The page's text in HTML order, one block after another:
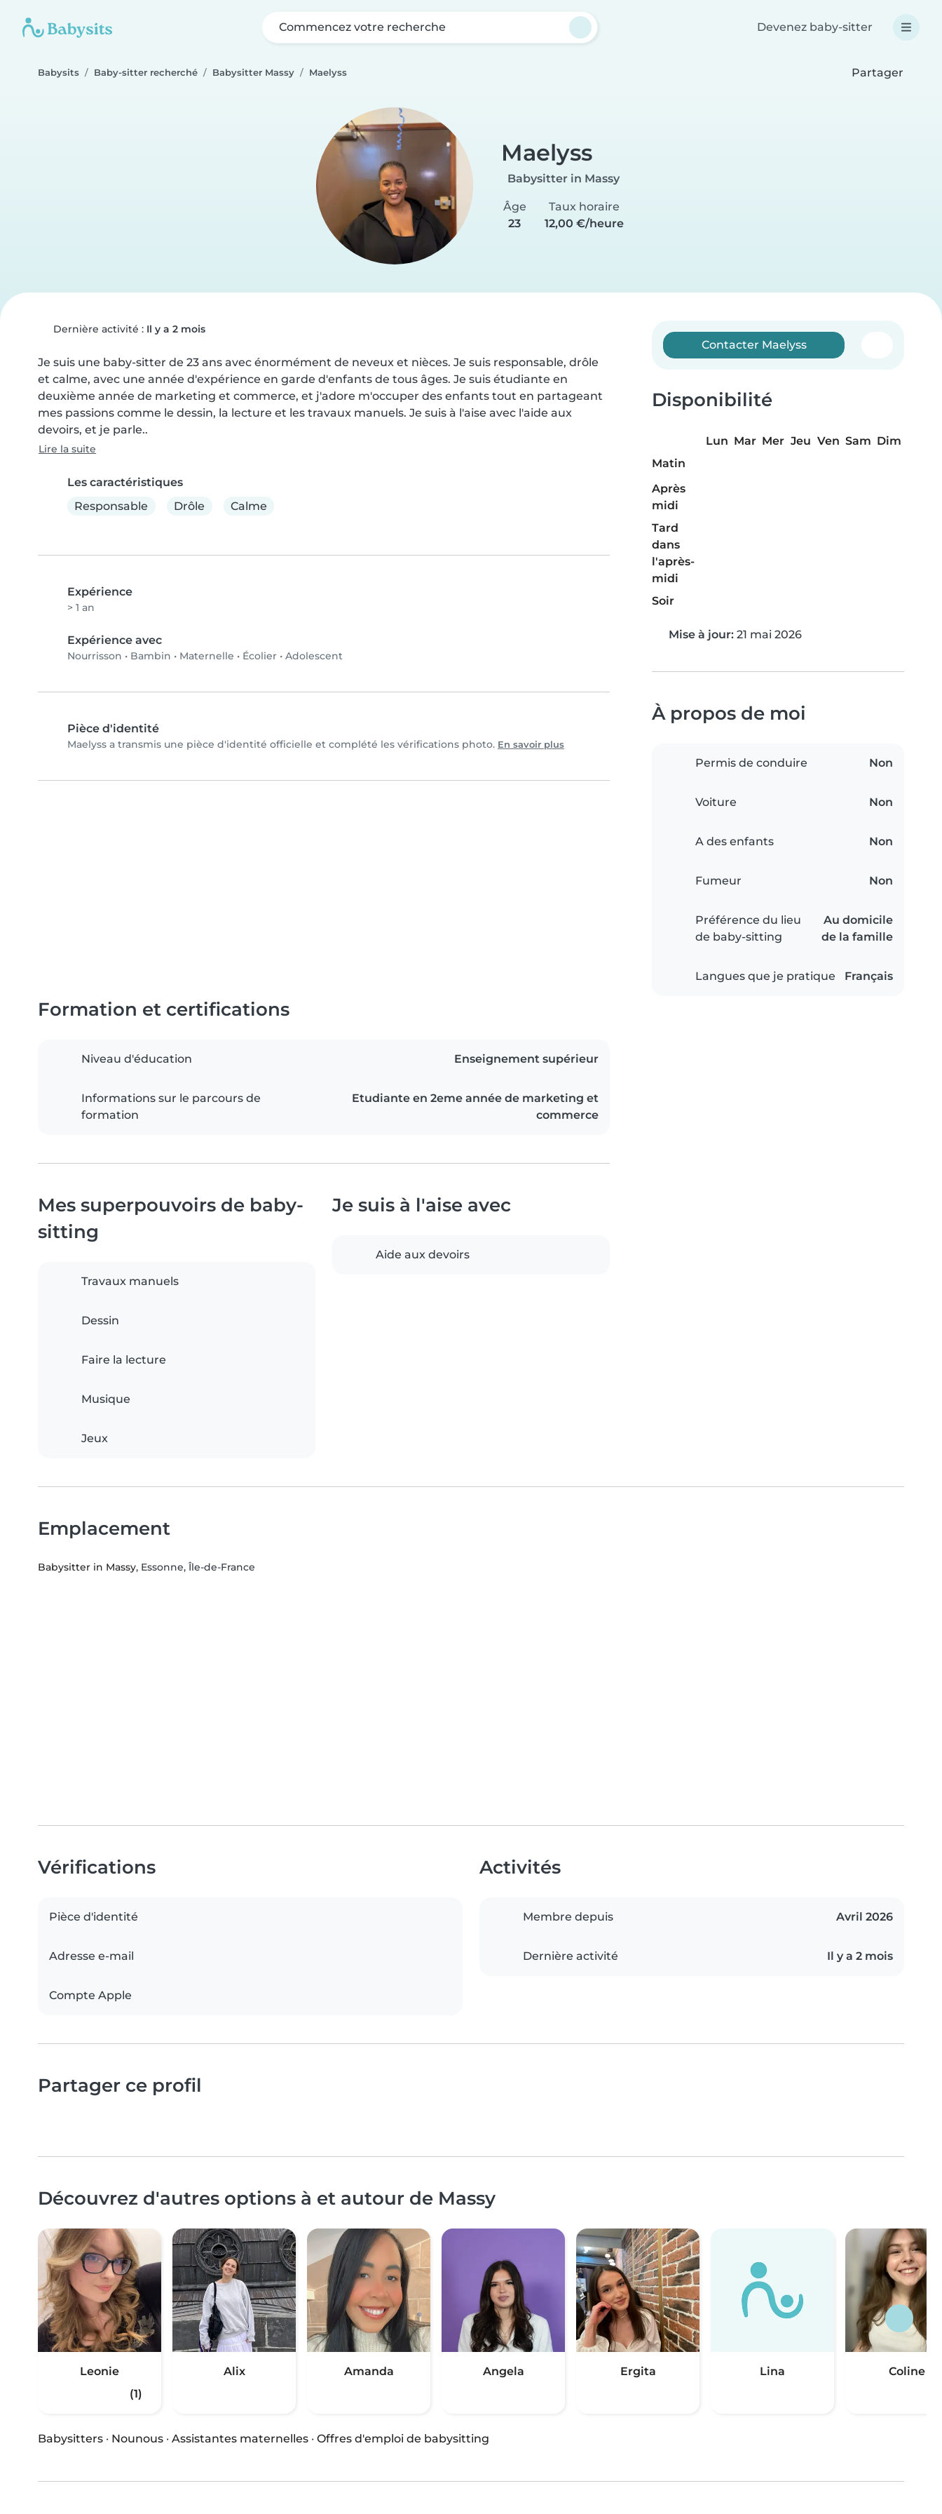
Commencez votre recherche Devenez baby-sitter
Babysits Baby-sitter recherché Babysitter Massy Maelyss Partager
Maelyss
Babysitter in Massy
Âge
23
Taux horaire
12,00 €/heure
Dernière activité : Il y a 2 mois
Je suis une baby-sitter de 23 ans avec énormément de neveux et nièces. Je suis responsable, drôle
et calme, avec une année d'expérience en garde d'enfants de tous âges. Je suis étudiante en
deuxième année de marketing et commerce, et j'adore m'occuper des enfants tout en partageant
mes passions comme le dessin, la lecture et les travaux manuels. Je suis à l'aise avec l'aide aux
devoirs, et je parle..
Lire la suite
Les caractéristiques
Responsable
Drôle Calme
Expérience
> 1 an
Expérience avec
Nourrisson • Bambin • Maternelle • Écolier • Adolescent
Pièce d'identité
Maelyss a transmis une pièce d'identité officielle et complété les vérifications photo. En savoir plus
Contacter Maelyss
Disponibilité
Lun Mar Mer Jeu Ven Sam Dim
Matin
Après
midi
Tard
dans
l'après-
midi
Soir
Mise à jour: 21 mai 2026
À propos de moi
Permis de conduire Non
Voiture Non
A des enfants Non
Fumeur Non
Préférence du lieu
de baby-sitting
Au domicile
de la famille
Langues que je pratique Français
Formation et certifications
Niveau d'éducation Enseignement supérieur
Informations sur le parcours de
formation
Etudiante en 2eme année de marketing et
commerce
Mes superpouvoirs de baby-
sitting
Travaux manuels
Dessin
Faire la lecture
Musique
Jeux
Je suis à l'aise avec
Aide aux devoirs
Emplacement
Babysitter in Massy, Essonne, Île-de-France
Vérifications
Pièce d'identité
Adresse e-mail
Compte Apple
Activités
Membre depuis Avril 2026
Dernière activité Il y a 2 mois
Partager ce profil
Découvrez d'autres options à et autour de Massy
Leonie
(1)
Alix Amanda Angela Ergita Lina Coline
Babysitters · Nounous · Assistantes maternelles · Offres d'emploi de babysitting